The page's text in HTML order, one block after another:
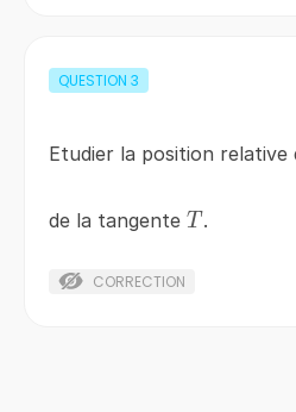
QUESTION 3
Etudier la position relative
de la tangente T
T .
CORRECTION